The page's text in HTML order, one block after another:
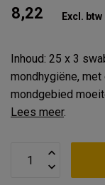
8,22 Excl. btw
Inhoud: 25 x 3
mondhygiëne,
mondgebied
Lees meer.